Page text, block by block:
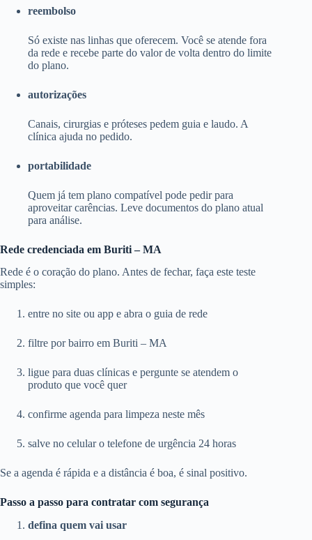
reembolso
Só existe nas linhas que oferecem. Você se atende fora
da rede e recebe parte do valor de volta dentro do limite
do plano.
autorizações
Canais, cirurgias e próteses pedem guia e laudo. A
clínica ajuda no pedido.
portabilidade
Quem já tem plano compatível pode pedir para
aproveitar carências. Leve documentos do plano atual
para análise.
Rede credenciada em Buriti – MA
Rede é o coração do plano. Antes de fechar, faça este teste
simples:
entre no site ou app e abra o guia de rede
filtre por bairro em Buriti – MA
ligue para duas clínicas e pergunte se atendem o
produto que você quer
confirme agenda para limpeza neste mês
salve no celular o telefone de urgência 24 horas
Se a agenda é rápida e a distância é boa, é sinal positivo.
Passo a passo para contratar com segurança
defina quem vai usar